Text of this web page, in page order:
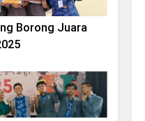
10 Bulan Ago
Borong Juara